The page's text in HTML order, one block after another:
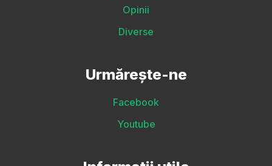
Opinii
Diverse
Urmărește-ne
Facebook
Youtube